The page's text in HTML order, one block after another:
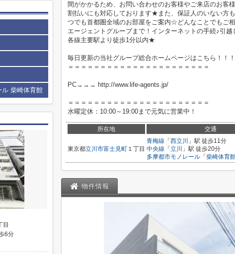
間がかかるため、お問い合わせのお客様やご来店のお
割払いにも対応しております★また、保証人のいない方
つでも首都圏全域のお部屋をご案内☆どんなことでもご
エージェントグループまで！インターネットの手続♪引
各線主要駅より徒歩1分以内★
毎日更新の当社グループ総合ホームページはこちら！！！
＝＝＝＝＝＝＝＝＝＝＝＝＝＝＝＝＝＝＝＝＝＝
PC→→→ http://www.life-agents.jp/
＝＝＝＝＝＝＝＝＝＝＝＝＝＝＝＝＝＝＝＝＝＝
水曜定休：10:00～19:00まで元気に営業中！
所在地 交通
東京都立川市富士見町 １丁目
青梅線 「 西立川
」駅 徒歩11分
中央線 「 立川
」駅 徒歩20分
多摩都市モノレール 「 柴崎体育
物件情報
ル 柴崎体育館
目
6分